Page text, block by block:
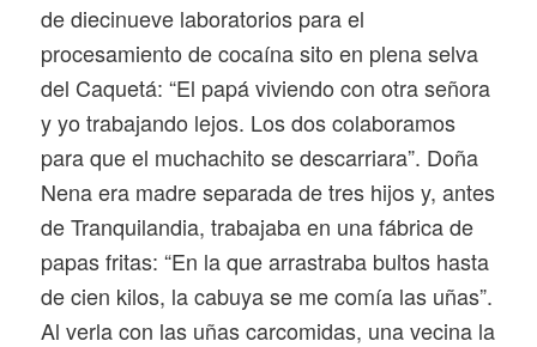
de diecinueve laboratorios para el
procesamiento de cocaína sito en plena selva
del Caquetá: “El papá viviendo con otra señora
y yo trabajando lejos. Los dos colaboramos
para que el muchachito se descarriara”. Doña
Nena era madre separada de tres hijos y, antes
de Tranquilandia, trabajaba en una fábrica de
papas fritas: “En la que arrastraba bultos hasta
de cien kilos, la cabuya se me comía las uñas”.
Al verla con las uñas carcomidas, una vecina la